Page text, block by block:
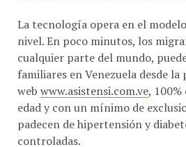
La tecnología opera en el
nivel. En poco minutos, los
cualquier parte del mundo,
familiares en Venezuela desde la
web www.asistensi.com.ve ,
edad y con un mínimo de
padecen de hipertensión y
controladas.